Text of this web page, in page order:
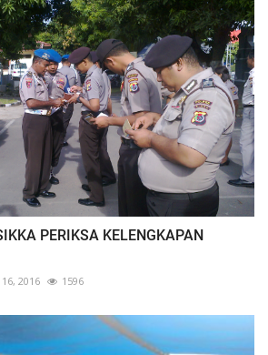
PERIKSA KELENGKAPAN
2016 1596